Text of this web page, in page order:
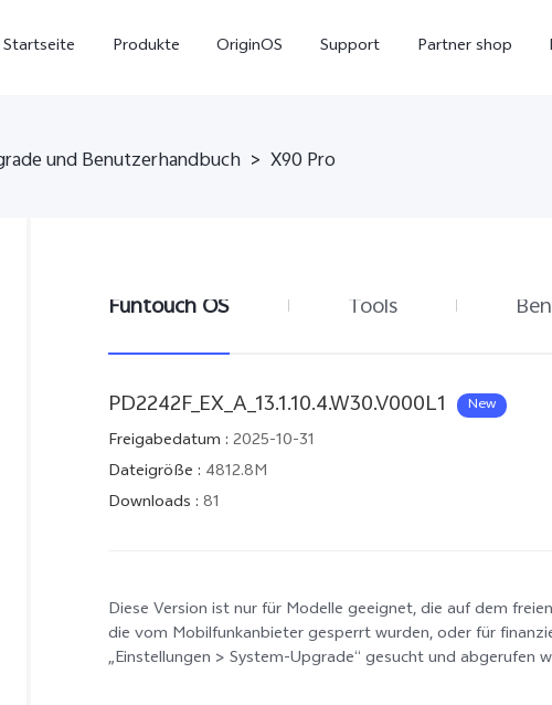
Startseite Produkte OriginOS Support Partner shop
und Benutzerhandbuch > X90 Pro
Funtouch OS Tools
PD2242F_EX_A_13.1.10.4.W30.V000L1 New
Freigabedatum : 2025-10-31
Dateigröße : 4812.8M
Downloads : 81
Diese Version ist nur für Modelle geeignet, die auf dem
die vom Mobilfunkanbieter gesperrt wurden, oder für
„Einstellungen > System-Upgrade“ gesucht und abgerufen